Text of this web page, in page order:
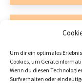
Um dir ein optimales
Cookies, um
Wenn du diesen
Surfverhalten oder
Kontaktdaten
Dorfstraße 11
78234 Engen-
Tel.: 07733 504717